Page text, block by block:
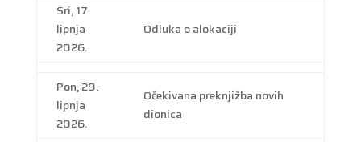
Sri, 17.
lipnja
2026.
Odluka o alokaciji
Pon, 29.
lipnja
2026.
Očekivana preknjižba novih
dionica